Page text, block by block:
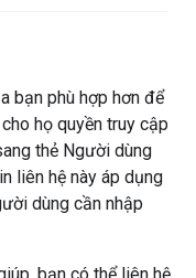
bạn phù hợp hơn để
họ quyền truy cập
thẻ Người dùng
liên hệ này áp dụng
dùng cần nhập